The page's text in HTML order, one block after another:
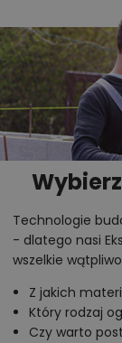
Strop:
betonowymi,
20.
więźba
Budynek, w
z
ekologiczny
wszystkie
Na etapie
nowoczesną
Projekt pod
normy zgodne
Technologie
- dlatego nasi
wszelkie
Z jakich
Który rodzaj
Czy warto